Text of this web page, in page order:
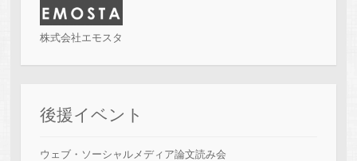
株式会社エモスタ
後援イベント
ウェブ・ソーシャルメディア論文読み会